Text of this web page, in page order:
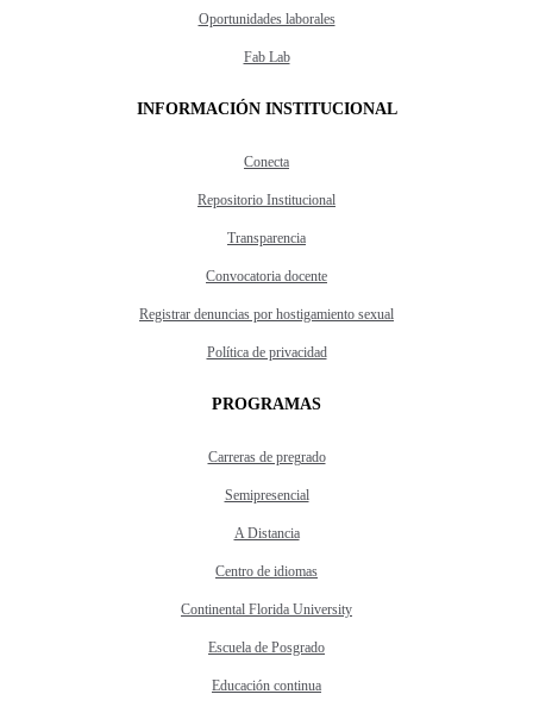
Oportunidades laborales
Fab Lab
INFORMACIÓN INSTITUCIONAL
Conecta
Repositorio Institucional
Transparencia
Convocatoria docente
Registrar denuncias por hostigamiento sexual
Política de privacidad
PROGRAMAS
Carreras de pregrado
Semipresencial
A Distancia
Centro de idiomas
Continental Florida University
Escuela de Posgrado
Educación continua